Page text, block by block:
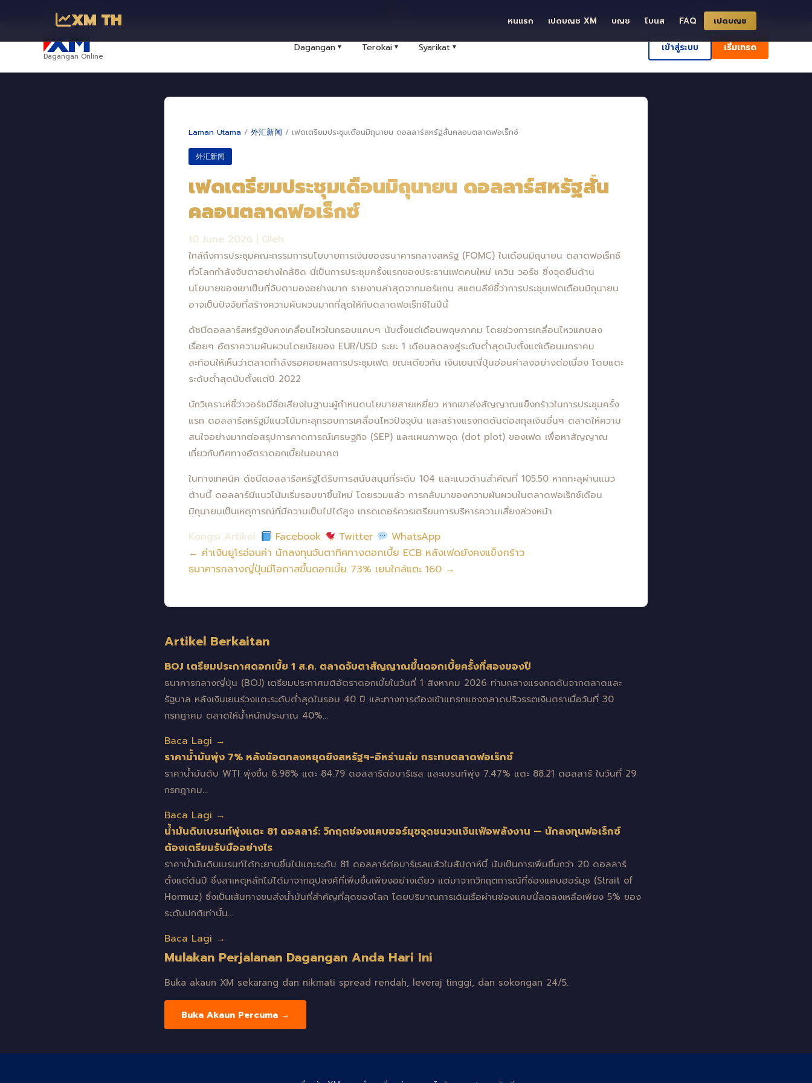
XM TH หนแรก เปดบญช XM บญช โบนส FAQ เปดบญช
พันธมิตรทางธุรกิจ ð ค้นหา ศูนย์ช่วยเหลือ
Dagangan Online
Dagangan ▼ Terokai ▼ Syarikat ▼ เข้าสู่ระบบ เริ่มเทรด
Laman Utama / 外汇新闻 / เฟดเตรียมประชุมเดือนมิถุนายน ดอลลาร์สหรัฐสั่นคลอนตลาดฟอเร็กซ์
外汇新闻
เฟดเตรียมประชุมเดือนมิถุนายน ดอลลาร์สหรัฐสั่น
คลอนตลาดฟอเร็กซ์
10 June 2026 Oleh
ใกล้ถึงการประชุมคณะกรรมการนโยบายการเงินของธนาคารกลางสหรัฐ (FOMC) ในเดือนมิถุนายน ตลาดฟอเร็กซ์
ทั่วโลกกำลังจับตาอย่างใกล้ชิด นี่เป็นการประชุมครั้งแรกของประธานเฟดคนใหม่ เควิน วอร์ช ซึ่งจุดยืนด้าน
นโยบายของเขาเป็นที่จับตามองอย่างมาก รายงานล่าสุดจากมอร์แกน สแตนลีย์ชี้ว่าการประชุมเฟดเดือนมิถุนายน
อาจเป็นปัจจัยที่สร้างความผันผวนมากที่สุดให้กับตลาดฟอเร็กซ์ในปีนี้
ดัชนีดอลลาร์สหรัฐยังคงเคลื่อนไหวในกรอบแคบๆ นับตั้งแต่เดือนพฤษภาคม โดยช่วงการเคลื่อนไหวแคบลง
เรื่อยๆ อัตราความผันผวนโดยนัยของ EUR/USD ระยะ 1 เดือนลดลงสู่ระดับต่ำสุดนับตั้งแต่เดือนมกราคม
สะท้อนให้เห็นว่าตลาดกำลังรอคอยผลการประชุมเฟด ขณะเดียวกัน เงินเยนญี่ปุ่นอ่อนค่าลงอย่างต่อเนื่อง โดยแตะ
ระดับต่ำสุดนับตั้งแต่ปี 2022
นักวิเคราะห์ชี้ว่าวอร์ชมีชื่อเสียงในฐานะผู้กำหนดนโยบายสายเหยี่ยว หากเขาส่งสัญญาณแข็งกร้าวในการประชุมครั้ง
แรก ดอลลาร์สหรัฐมีแนวโน้มทะลุกรอบการเคลื่อนไหวปัจจุบัน และสร้างแรงกดดันต่อสกุลเงินอื่นๆ ตลาดให้ความ
สนใจอย่างมากต่อสรุปการคาดการณ์เศรษฐกิจ (SEP) และแผนภาพจุด (dot plot) ของเฟด เพื่อหาสัญญาณ
เกี่ยวกับทิศทางอัตราดอกเบี้ยในอนาคต
ในทางเทคนิค ดัชนีดอลลาร์สหรัฐได้รับการสนับสนุนที่ระดับ 104 และแนวต้านสำคัญที่ 105.50 หากทะลุผ่านแนว
ต้านนี้ ดอลลาร์มีแนวโน้มเริ่มรอบขาขึ้นใหม่ โดยรวมแล้ว การกลับมาของความผันผวนในตลาดฟอเร็กซ์เดือน
มิถุนายนเป็นเหตุการณ์ที่มีความเป็นไปได้สูง เทรดเดอร์ควรเตรียมการบริหารความเสี่ยงล่วงหน้า
Kongsi Artikel: Facebook Twitter
WhatsApp
← ค่าเงินยูโรอ่อนค่า นักลงทุนจับตาทิศทางดอกเบี้ย ECB หลังเฟดยังคงแข็งกร้าว
ธนาคารกลางญี่ปุ่นมีโอกาสขึ้นดอกเบี้ย 73% เยนใกล้แตะ 160 →
Artikel Berkaitan
BOJ เตรียมประกาศดอกเบี้ย 1 ส.ค. ตลาดจับตาสัญญาณขึ้นดอกเบี้ยครั้งที่สองของปี
ธนาคารกลางญี่ปุ่น (BOJ) เตรียมประกาศมติอัตราดอกเบี้ยในวันที่ 1 สิงหาคม 2026 ท่ามกลางแรงกดดันจากตลาดและ
รัฐบาล หลังเงินเยนร่วงแตะระดับต่ำสุดในรอบ 40 ปี และทางการต้องเข้าแทรกแซงตลาดปริวรรตเงินตราเมื่อวันที่ 30
กรกฎาคม ตลาดให้น้ำหนักประมาณ 40%…
Baca Lagi →
ราคาน้ำมันพุ่ง 7% หลังข้อตกลงหยุดยิงสหรัฐฯ-อิหร่านล่ม กระทบตลาดฟอเร็กซ์
ราคาน้ำมันดิบ WTI พุ่งขึ้น 6.98% แตะ 84.79 ดอลลาร์ต่อบาร์เรล และเบรนท์พุ่ง 7.47% แตะ 88.21 ดอลลาร์ ในวันที่ 29
กรกฎาคม…
Baca Lagi →
น้ำมันดิบเบรนท์พุ่งแตะ 81 ดอลลาร์: วิกฤตช่องแคบฮอร์มุซจุดชนวนเงินเฟ้อพลังงาน — นักลงทุนฟอเร็กซ์
ต้องเตรียมรับมืออย่างไร
ราคาน้ำมันดิบเบรนท์ได้ทะยานขึ้นไปแตะระดับ 81 ดอลลาร์ต่อบาร์เรลแล้วในสัปดาห์นี้ นับเป็นการเพิ่มขึ้นกว่า 20 ดอลลาร์
ตั้งแต่ต้นปี ซึ่งสาเหตุหลักไม่ได้มาจากอุปสงค์ที่เพิ่มขึ้นเพียงอย่างเดียว แต่มาจากวิกฤตการณ์ที่ช่องแคบฮอร์มุซ (Strait of
Hormuz) ซึ่งเป็นเส้นทางขนส่งน้ำมันที่สำคัญที่สุดของโลก โดยปริมาณการเดินเรือผ่านช่องแคบนี้ลดลงเหลือเพียง 5% ของ
ระดับปกติเท่านั้น…
Baca Lagi →
Mulakan Perjalanan Dagangan Anda Hari Ini
Buka akaun XM sekarang dan nikmati spread rendah, leveraj tinggi, dan sokongan 24/5.
Buka Akaun Percuma →